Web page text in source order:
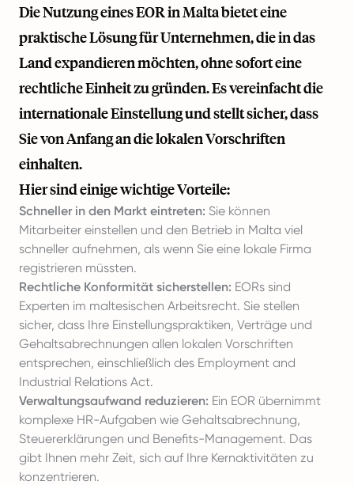
Die Nutzung eines EOR in Malta bietet eine
praktische Lösung für Unternehmen, die in das
Land expandieren möchten, ohne sofort eine
rechtliche Einheit zu gründen. Es vereinfacht die
internationale Einstellung und stellt sicher, dass
Sie von Anfang an die lokalen Vorschriften
einhalten.
Hier sind einige wichtige Vorteile:
Schneller in den Markt eintreten: Sie können
Mitarbeiter einstellen und den Betrieb in Malta viel
schneller aufnehmen, als wenn Sie eine lokale Firma
registrieren müssten.
Rechtliche Konformität sicherstellen: EORs sind
Experten im maltesischen Arbeitsrecht. Sie stellen
sicher, dass Ihre Einstellungspraktiken, Verträge und
Gehaltsabrechnungen allen lokalen Vorschriften
entsprechen, einschließlich des Employment and
Industrial Relations Act.
Verwaltungsaufwand reduzieren: Ein EOR übernimmt
komplexe HR-Aufgaben wie Gehaltsabrechnung,
Steuererklärungen und Benefits-Management. Das
gibt Ihnen mehr Zeit, sich auf Ihre Kernaktivitäten zu
konzentrieren.